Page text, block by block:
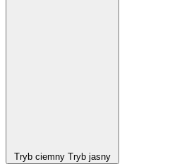
Tryb ciemny Tryb jasny